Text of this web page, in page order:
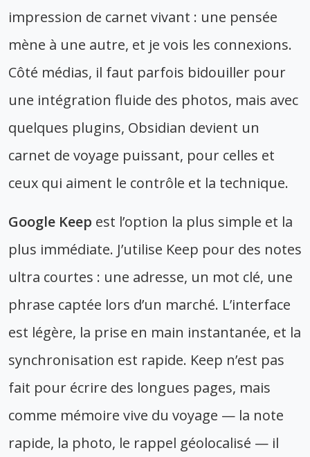
impression de carnet vivant : une pensée
mène à une autre, et je vois les connexions.
Côté médias, il faut parfois bidouiller pour
une intégration fluide des photos, mais avec
quelques plugins, Obsidian devient un
carnet de voyage puissant, pour celles et
ceux qui aiment le contrôle et la technique.
Google Keep est l’option la plus simple et la
plus immédiate. J’utilise Keep pour des notes
ultra courtes : une adresse, un mot clé, une
phrase captée lors d’un marché. L’interface
est légère, la prise en main instantanée, et la
synchronisation est rapide. Keep n’est pas
fait pour écrire des longues pages, mais
comme mémoire vive du voyage — la note
rapide, la photo, le rappel géolocalisé — il